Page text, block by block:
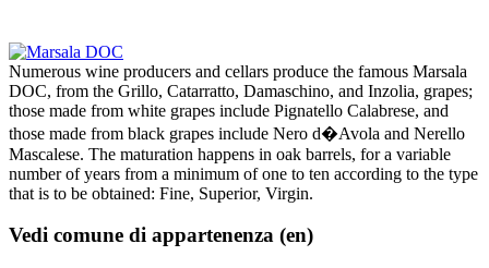
Numerous wine producers and cellars produce the famous Marsala
DOC, from the Grillo, Catarratto, Damaschino, and Inzolia, grapes;
those made from white grapes include Pignatello Calabrese, and
those made from black grapes include Nero d�Avola and Nerello
Mascalese. The maturation happens in oak barrels, for a variable
number of years from a minimum of one to ten according to the type
that is to be obtained: Fine, Superior, Virgin.
Vedi comune di appartenenza (en)